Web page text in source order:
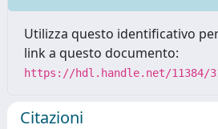
Utilizza questo identificativo
link a questo documento:
https://hdl.handle.net/11384/
Citazioni